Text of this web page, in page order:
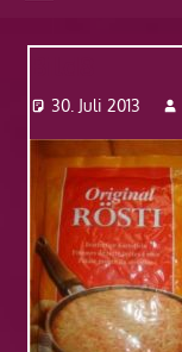
Website
30. Juli 2013